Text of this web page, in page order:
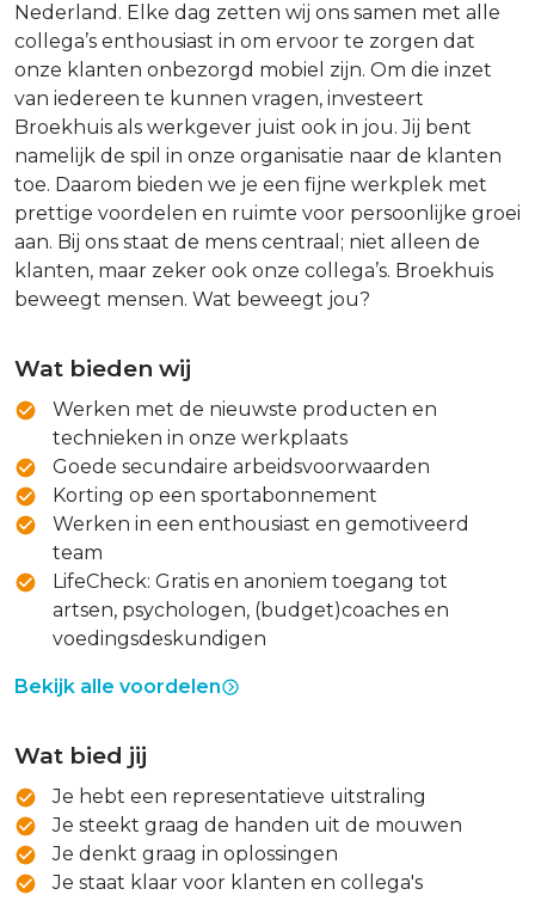
Nederland. Elke dag zetten wij ons samen met alle
collega’s enthousiast in om ervoor te zorgen dat
onze klanten onbezorgd mobiel zijn. Om die inzet
van iedereen te kunnen vragen, investeert
Broekhuis als werkgever juist ook in jou. Jij bent
namelijk de spil in onze organisatie naar de klanten
toe. Daarom bieden we je een fijne werkplek met
prettige voordelen en ruimte voor persoonlijke groei
aan. Bij ons staat de mens centraal; niet alleen de
klanten, maar zeker ook onze collega’s. Broekhuis
beweegt mensen. Wat beweegt jou?
Wat bieden wij
Werken met de nieuwste producten en
technieken in onze werkplaats
Goede secundaire arbeidsvoorwaarden
Korting op een sportabonnement
Werken in een enthousiast en gemotiveerd
team
LifeCheck: Gratis en anoniem toegang tot
artsen, psychologen, (budget)coaches en
voedingsdeskundigen
Bekijk alle voordelen
Wat bied jij
Je hebt een representatieve uitstraling
Je steekt graag de handen uit de mouwen
Je denkt graag in oplossingen
Je staat klaar voor klanten en collega's